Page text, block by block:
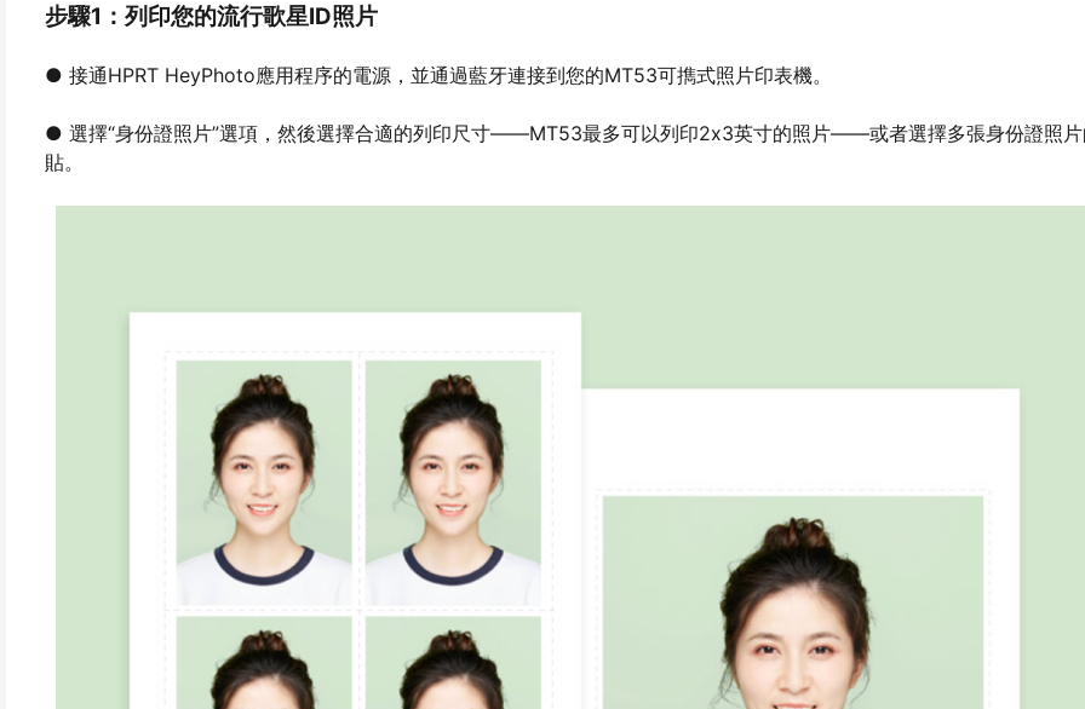
步驟1：列印您的流行歌星ID照片
● 接通HPRT HeyPhoto應用程序的電源，並通過藍牙連接到您的MT53可擕式照片印表機。
● 選擇“身份證照片”選項，然後選擇合適的列印尺寸——MT53最多可以列印2x3英寸的照片——或者選擇多張身份證照
貼。